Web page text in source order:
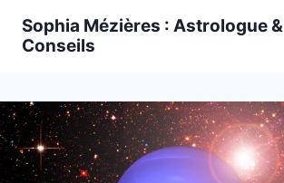
Sophia Mézières : Astrologue &
Conseils